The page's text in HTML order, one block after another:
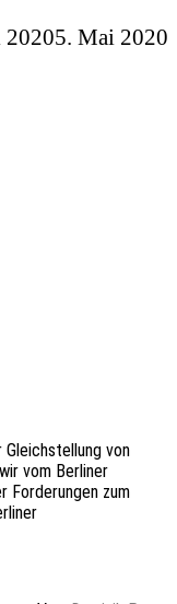
5. Mai 2020
2020
von
vom Berliner
Forderungen zum